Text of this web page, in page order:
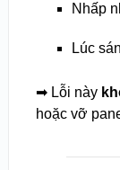
Nhấp
Lúc
➡ Lỗi này
hoặc vỡ